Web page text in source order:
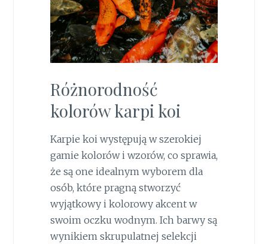
Różnorodność
kolorów karpi koi
Karpie koi występują w szerokiej
gamie kolorów i wzorów, co sprawia,
że są one idealnym wyborem dla
osób, które pragną stworzyć
wyjątkowy i kolorowy akcent w
swoim oczku wodnym. Ich barwy są
wynikiem skrupulatnej selekcji